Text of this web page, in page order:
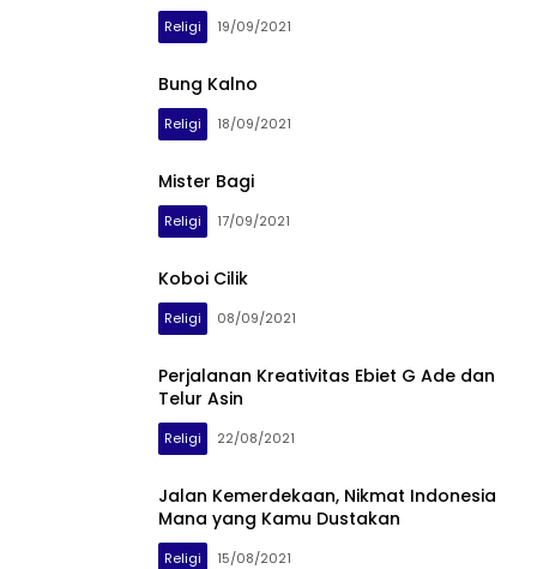
Religi 19/09/2021
Bung Kalno
Religi 18/09/2021
Mister Bagi
Religi 17/09/2021
Koboi Cilik
Religi 08/09/2021
Perjalanan Kreativitas Ebiet G Ade dan
Telur Asin
Religi 22/08/2021
Jalan Kemerdekaan, Nikmat Indonesia
Mana yang Kamu Dustakan
Religi 15/08/2021